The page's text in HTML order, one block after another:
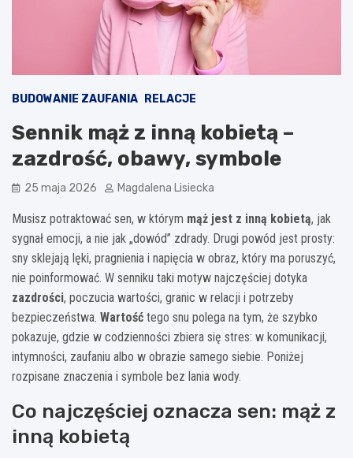
BUDOWANIE ZAUFANIA RELACJE
Sennik mąż z inną kobietą –
zazdrość, obawy, symbole
25 maja 2026 Magdalena Lisiecka
Musisz potraktować sen, w którym mąż jest z inną kobietą, jak
sygnał emocji, a nie jak „dowód” zdrady. Drugi powód jest prosty:
sny sklejają lęki, pragnienia i napięcia w obraz, który ma poruszyć,
nie poinformować. W senniku taki motyw najczęściej dotyka
zazdrości, poczucia wartości, granic w relacji i potrzeby
bezpieczeństwa. Wartość tego snu polega na tym, że szybko
pokazuje, gdzie w codzienności zbiera się stres: w komunikacji,
intymności, zaufaniu albo w obrazie samego siebie. Poniżej
rozpisane znaczenia i symbole bez lania wody.
Co najczęściej oznacza sen: mąż z
inną kobietą